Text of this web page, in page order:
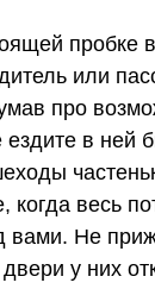
пробке
или
про
ездите в ней
весь
вами. Не
у них